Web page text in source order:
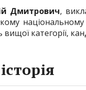
Дмитрович,
вищої категорії,